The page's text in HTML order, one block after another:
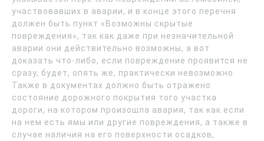
участвовавших в аварии, и в конце этого перечня
должен быть пункт «Возможны скрытые
повреждения», так как даже при незначительной
аварии они действительно возможны, а вот
доказать что-либо, если повреждение проявится не
сразу, будет, опять же, практически невозможно.
Также в документах должно быть отражено
состояние дорожного покрытия того участка
дороги, на котором произошла авария, так как если
на нем есть ямы или другие повреждения, а также в
случае наличия на его поверхности осадков,